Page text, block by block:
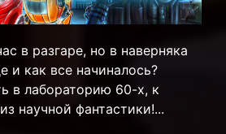
в разгаре, но в наверняка
и как все начиналось?
в лабораторию 60-х, к
научной фантастики!...